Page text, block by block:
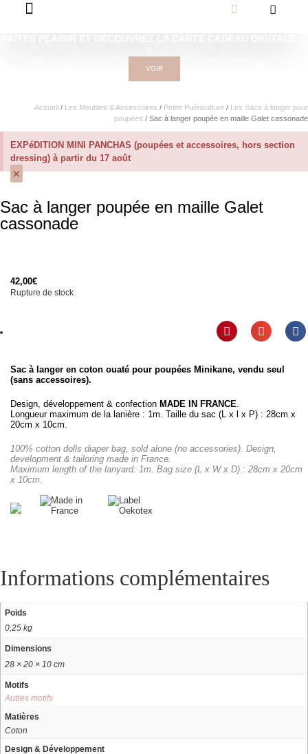
VOIR
Accueil / Les Meubles & Accessoires / Petite Puériculture / Les Sacs à langer pour
poupées / Sac à langer poupée en maille Galet cassonade
EXPéDITION MINI PANCHAS (poupées et accessoires, hors section
dressing) à partir du 17 août
×
Sac à langer poupée en maille Galet
cassonade
42,00€
Rupture de stock
Sac à langer en coton ouaté pour poupées Minikane, vendu seul
(sans accessoires).
Design, développement & confection MADE IN FRANCE.
Longueur maximum de la lanière : 1m. Taille du sac (L x l x P) : 28cm x
20cm x 10cm.
100% cotton dolls diaper bag, sold alone (no accessories). Design,
development & tailoring made in France.
Maximum length of the lanyard: 1m. Bag size (L x W x D) : 28cm x 20cm
x 10cm.
Informations complémentaires
Poids
0,25 kg
Dimensions
28 × 20 × 10 cm
Motifs
Autres motifs
Matières
Coton
Design & Développement